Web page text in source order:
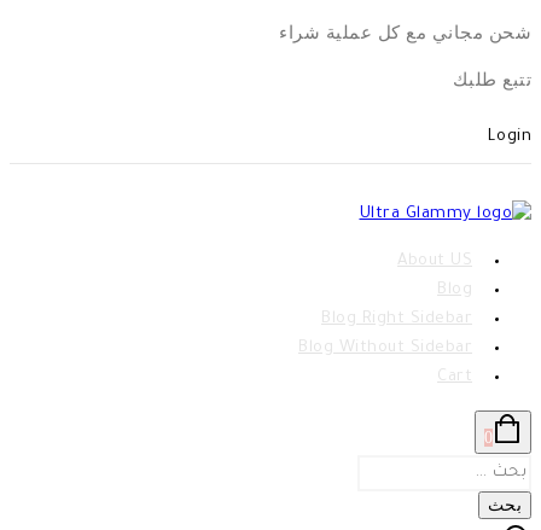
Skip
content
شحن مجاني مع كل عملية شراء
تتبع طلبك
Login
About US
Blog
Blog Right Sidebar
Blog Without Sidebar
Cart
0
البحث
عن: